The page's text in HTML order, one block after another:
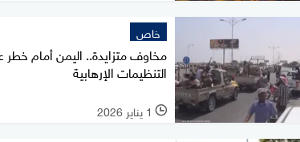
خاص
مخاوف متزايدة.. اليمن أمام خطر
التنظيمات الإرهابية
l 1 يناير 2026